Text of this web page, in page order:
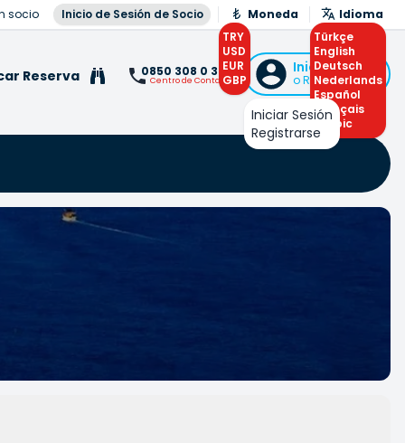
socio Inicio de Sesión de Socio
Moneda
TRY
USD
EUR
GBP
Idioma
Türkçe
English
Deutsch
Nederlands
Español
Français
Arabic
Reserva 0850 308 0 308
Centro de Contacto
Iniciar Sesión
o Registrarse
Iniciar Sesión
Registrarse